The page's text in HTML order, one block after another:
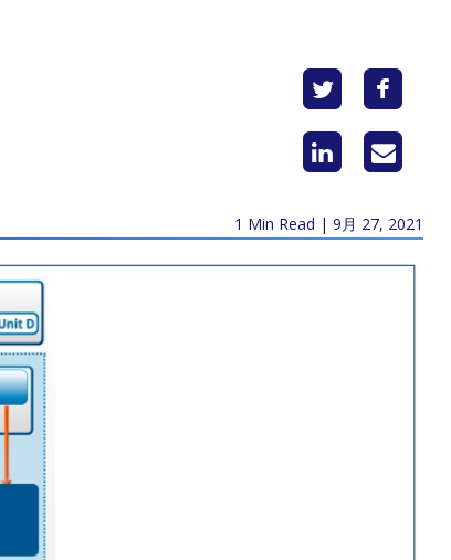
1 Min Read | 9月 27, 2021